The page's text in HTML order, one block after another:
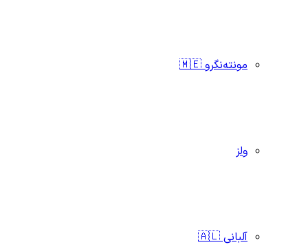
مونته‌نگرو 🇲🇪
ولز
آلبانی 🇦🇱